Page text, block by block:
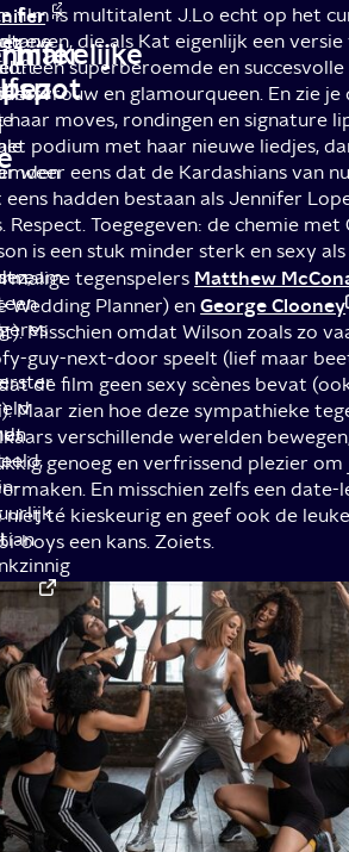
film is multitalent J.Lo echt op het
die als Kat eigenlijk een
een superberoemde en
en glamourqueen. En zie je
haar moves, rondingen en signature
podium met haar nieuwe liedjes,
weer eens dat de Kardashians van
eens hadden bestaan als Jennifer
Respect. Toegegeven: de chemie met
is een stuk minder sterk en sexy
tegenspelers Matthew
Wedding Planner) enGeorge Clooney
Misschien omdat Wilson zoals zo
guy-next-door speelt (lief maar
de film geen sexy scènes bevat
Maar zien hoe deze sympathieke
verschillende werelden
genoeg en verfrissend plezier
En misschien zelfs een date-
niet té kieskeurig en geef ook de
boys een kans. Zoiets.